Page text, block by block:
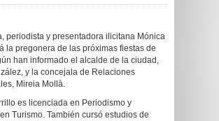
periodista y presentadora ilicitana Mónica
la pregonera de las próximas fiestas de
han informado el alcalde de la ciudad,
y la concejala de Relaciones
Mireia Mollà.
es licenciada en Periodismo y
Turismo. También cursó estudios de